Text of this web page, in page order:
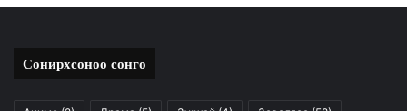
Сонирхсоноо сонго